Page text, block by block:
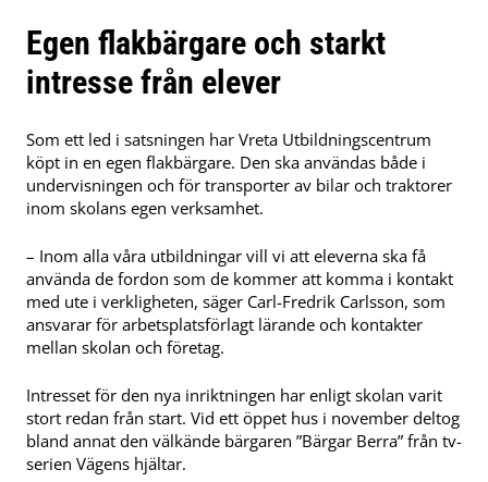
Egen flakbärgare och starkt
intresse från elever
Som ett led i satsningen har Vreta Utbildningscentrum
köpt in en egen flakbärgare. Den ska användas både i
undervisningen och för transporter av bilar och traktorer
inom skolans egen verksamhet.
– Inom alla våra utbildningar vill vi att eleverna ska få
använda de fordon som de kommer att komma i kontakt
med ute i verkligheten, säger Carl-Fredrik Carlsson, som
ansvarar för arbetsplatsförlagt lärande och kontakter
mellan skolan och företag.
Intresset för den nya inriktningen har enligt skolan varit
stort redan från start. Vid ett öppet hus i november deltog
bland annat den välkände bärgaren ”Bärgar Berra” från tv-
serien Vägens hjältar.